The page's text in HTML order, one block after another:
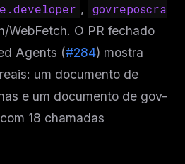
,
govreposcra
WebFetch. O PR fechado
Agents (#284) mostra
um documento de
e um documento de gov-
18 chamadas